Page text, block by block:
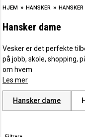
HJEM » HANSKER »
Hansker dame
Vesker er det perfekte
på jobb, skole, shopping,
om hvem
Les mer
Hansker dame